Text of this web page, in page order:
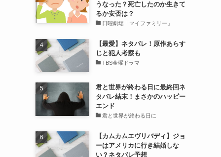
うなった？死亡したのか生きて
るか安否は？
日曜劇場「マイファミリー」
【最愛】ネタバレ！原作あらす
じと犯人考察も
TBS金曜ドラマ
君と世界が終わる日に最終回ネ
タバレ結末！まさかのハッピー
エンド
君と世界が終わる日に
【カムカムエヴリバディ】ジョ
ーはアメリカに行き結婚しな
い？ネタバレ予想